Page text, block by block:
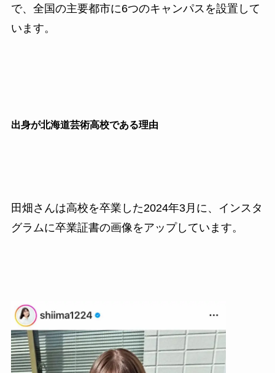
で、全国の主要都市に6つのキャンパスを設置して
います。
出身が北海道芸術高校である理由
田畑さんは高校を卒業した2024年3月に、インスタ
グラムに卒業証書の画像をアップしています。